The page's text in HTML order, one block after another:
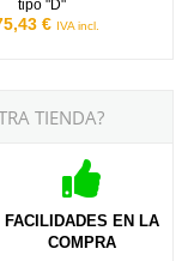
tipo "D"
€ IVA incl.
TIENDA?
FACILIDADES EN LA
COMPRA